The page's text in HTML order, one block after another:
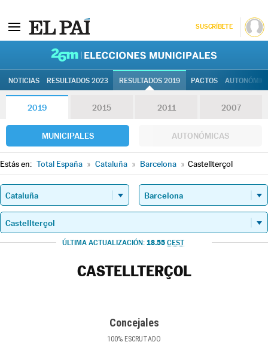
SUSCRÍBETE
NOTICIAS RESULTADOS 2023 RESULTADOS 2019 PACTOS
2019 2015 2011 2007
MUNICIPALES AUTONÓMICAS
Estás en: Total España » Cataluña » Barcelona » Castellterçol
ÚLTIMA ACTUALIZACIÓN: 18.55 CEST
CASTELLTERÇOL
Concejales
100% ESCRUTADO